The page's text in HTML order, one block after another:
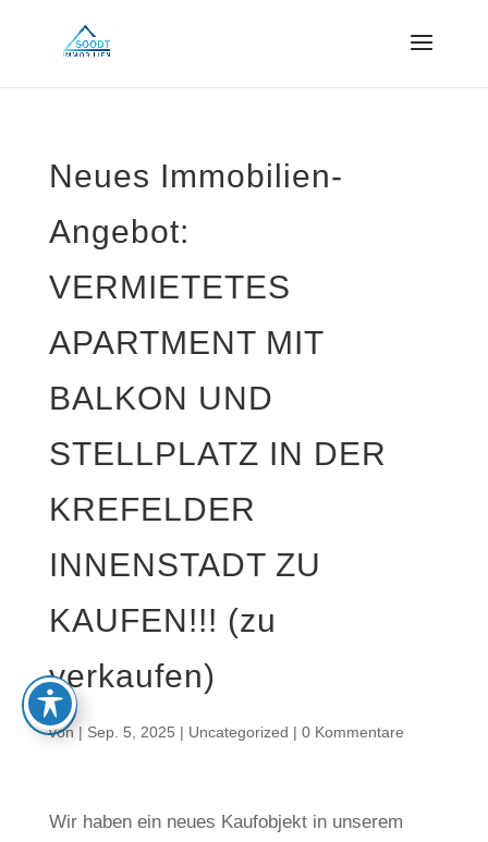
Neues Immobilien-
Angebot:
VERMIETETES
APARTMENT MIT
BALKON UND
STELLPLATZ IN DER
KREFELDER
INNENSTADT ZU
KAUFEN!!! (zu
verkaufen)
von | Sep. 5, 2025 | Uncategorized | 0 Kommentare
Wir haben ein neues Kaufobjekt in unserem